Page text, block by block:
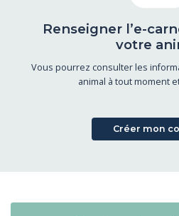
Renseigner l’e-
votre
Vous pourrez consulter les
animal à tout moment
Créer mon